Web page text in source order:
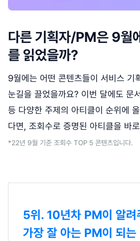
다른 기획자/PM은 9월
를 읽었을까?
9월에는 어떤 콘텐츠들이 서비스 기
눈길을 끌었을까요? 이번 달에도 문
등 다양한 주제의 아티클이 순위에
다면, 조회수로 증명된 아티클을 바
*22년 9월 기준 조회수 TOP 5 콘텐츠입니다.
5위. 10년차 PM이 알려
가장 잘 아는 PM이 되는